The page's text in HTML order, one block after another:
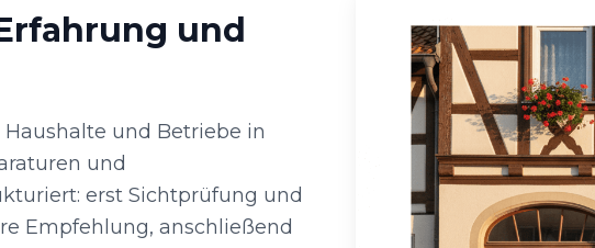
und
und Betriebe in
und
erst Sichtprüfung und
Empfehlung, anschließend